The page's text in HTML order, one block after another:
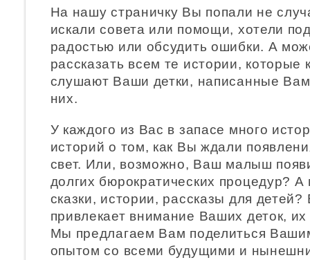
На нашу страничку Вы попали не
искали совета или помощи, хотели
радостью или обсудить ошибки. А
рассказать всем те истории, которые
слушают Ваши детки, написанные
них.
У каждого из Вас в запасе много
историй о том, как Вы ждали
свет. Или, возможно, Ваш малыш
долгих бюрократических процедур?
сказки, истории, рассказы для
привлекает внимание Ваших деток,
Мы предлагаем Вам поделиться
опытом со всеми будущими и